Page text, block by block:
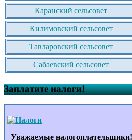
Каранский сельсовет
Килимовский сельсовет
Тавларовский сельсовет
Сабаевский сельсовет
Заплатите налоги!
Уважаемые налогоплательщики!